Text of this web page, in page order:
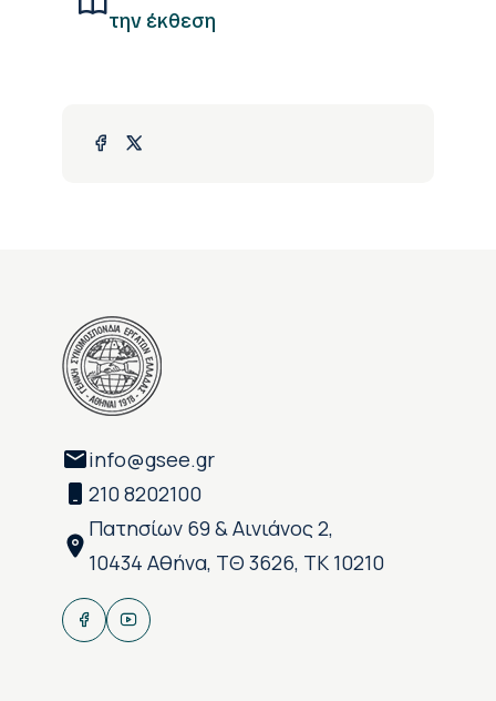
την έκθεση
info@gsee.gr
210 8202100
Πατησίων 69 & Αινιάνος 2,
10434 Αθήνα, ΤΘ 3626, ΤΚ 10210